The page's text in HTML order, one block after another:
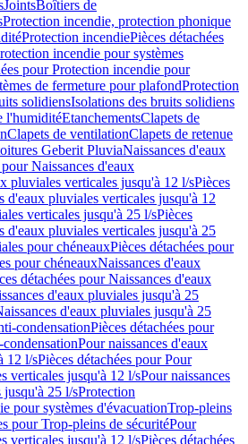
JointsBoîtiers de
Protection incendie, protection phonique
Protection incendiePièces détachées
incendie pour systèmes
pour Protection incendie pour
de fermeture pour plafondProtection
solidiensIsolations des bruits solidiens
l'humiditéEtanchementsClapets de
Clapets de ventilationClapets de retenue
Geberit PluviaNaissances d'eaux
Naissances d'eaux
pluviales verticales jusqu'à 12 l/sPièces
d'eaux pluviales verticales jusqu'à 12
verticales jusqu'à 25 l/sPièces
d'eaux pluviales verticales jusqu'à 25
pour chéneauxPièces détachées pour
pour chéneauxNaissances d'eaux
détachées pour Naissances d'eaux
d'eaux pluviales jusqu'à 25
d'eaux pluviales jusqu'à 25
condensationPièces détachées pour
Pour naissances d'eaux
12 l/sPièces détachées pour Pour
verticales jusqu'à 12 l/sPour naissances
jusqu'à 25 l/sProtection
pour systèmes d'évacuationTrop-pleins
pour Trop-pleins de sécuritéPour
verticales jusqu'à 12 l/sPièces détachées